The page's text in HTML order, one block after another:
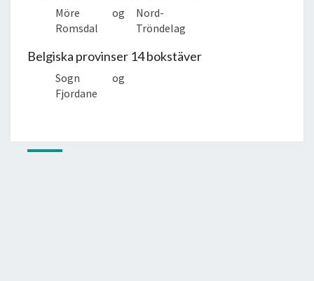
Möre og
Romsdal
Nord-
Tröndelag
Belgiska provinser 14 bokstäver
Sogn og
Fjordane